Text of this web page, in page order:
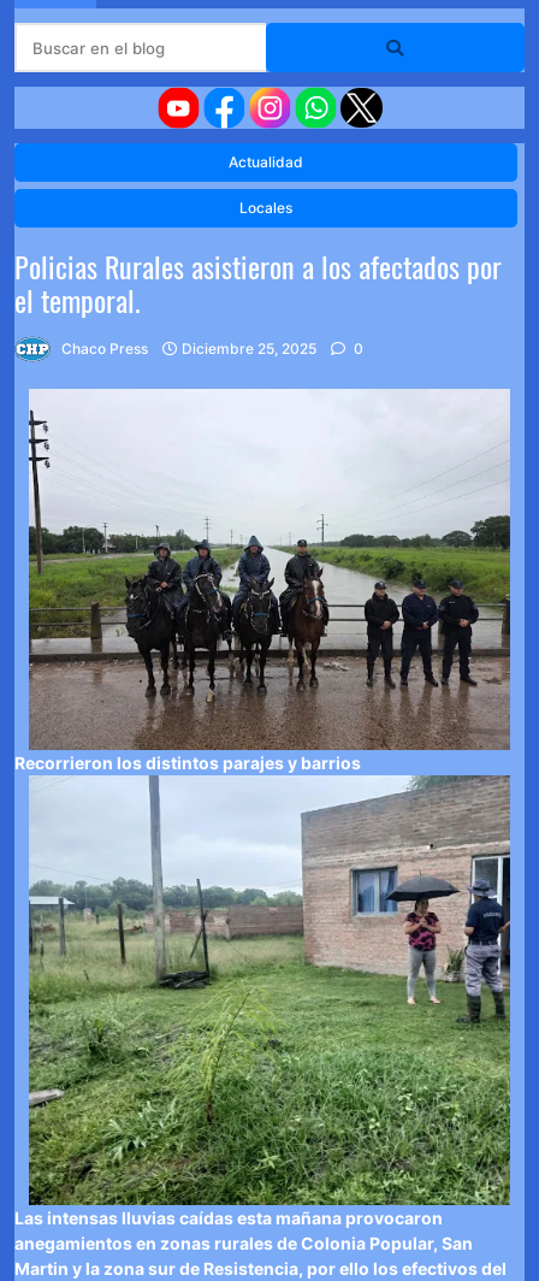
Actualidad
Locales
Policias Rurales asistieron a los afectados por
el temporal.
Chaco Press Diciembre 25, 2025 0
Recorrieron los distintos parajes y barrios
Las intensas lluvias caídas esta mañana provocaron
anegamientos en zonas rurales de Colonia Popular, San
Martin y la zona sur de Resistencia, por ello los efectivos del